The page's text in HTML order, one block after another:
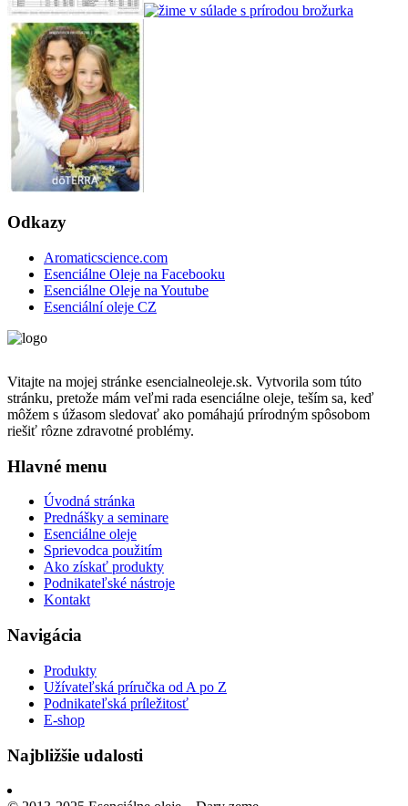
Odkazy
Aromaticscience.com
Esenciálne Oleje na Facebooku
Esenciálne Oleje na Youtube
Esenciální oleje CZ
Vitajte na mojej stránke esencialneoleje.sk. Vytvorila som túto
stránku, pretože mám veľmi rada esenciálne oleje, teším sa, keď
môžem s úžasom sledovať ako pomáhajú prírodným spôsobom
riešiť rôzne zdravotné problémy.
Hlavné menu
Úvodná stránka
Prednášky a seminare
Esenciálne oleje
Sprievodca použitím
Ako získať produkty
Podnikateľské nástroje
Kontakt
Navigácia
Produkty
Užívateľská príručka od A po Z
Podnikateľská príležitosť
E-shop
Najbližšie udalosti